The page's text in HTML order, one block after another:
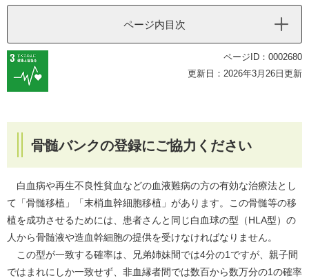
ページ内目次
ページID：0002680
更新日：2026年3月26日更新
骨髄バンクの登録にご協力ください
白血病や再生不良性貧血などの血液難病の方の有効な治療法とし
て「骨髄移植」「末梢血幹細胞移植」があります。この骨髄等の移
植を成功させるためには、患者さんと同じ白血球の型（HLA型）の
人から骨髄液や造血幹細胞の提供を受けなければなりません。
この型が一致する確率は、兄弟姉妹間では4分の1ですが、親子間
ではまれにしか一致せず、非血縁者間では数百から数万分の1の確率